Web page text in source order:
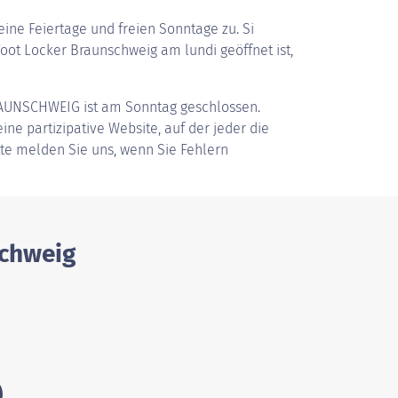
Feiertage und freien Sonntage zu. Si
Locker Braunschweig am lundi geöffnet ist,
ist am Sonntag geschlossen.
partizipative Website, auf der jeder die
melden Sie uns, wenn Sie Fehlern